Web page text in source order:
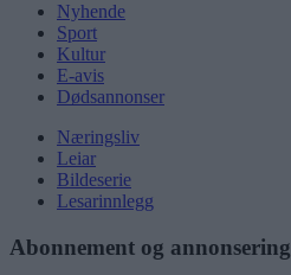
Nyhende
Sport
Kultur
E-avis
Dødsannonser
Næringsliv
Leiar
Bildeserie
Lesarinnlegg
Abonnement og annonsering